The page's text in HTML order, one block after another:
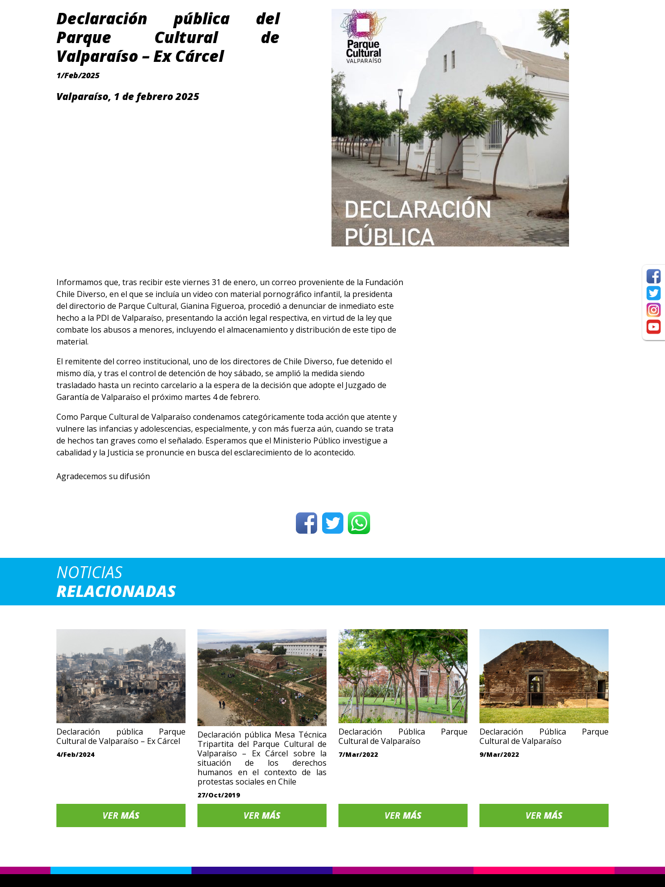
Declaración pública del
Parque Cultural de
Valparaíso – Ex Cárcel
1/Feb/2025
Valparaíso, 1 de febrero 2025
Informamos que, tras recibir este viernes 31 de enero, un correo proveniente de la Fundación
Chile Diverso, en el que se incluía un video con material pornográfico infantil, la presidenta
del directorio de Parque Cultural, Gianina Figueroa, procedió a denunciar de inmediato este
hecho a la PDI de Valparaíso, presentando la acción legal respectiva, en virtud de la ley que
combate los abusos a menores, incluyendo el almacenamiento y distribución de este tipo de
material.
El remitente del correo institucional, uno de los directores de Chile Diverso, fue detenido el
mismo día, y tras el control de detención de hoy sábado, se amplió la medida siendo
trasladado hasta un recinto carcelario a la espera de la decisión que adopte el Juzgado de
Garantía de Valparaíso el próximo martes 4 de febrero.
Como Parque Cultural de Valparaíso condenamos categóricamente toda acción que atente y
vulnere las infancias y adolescencias, especialmente, y con más fuerza aún, cuando se trata
de hechos tan graves como el señalado. Esperamos que el Ministerio Público investigue a
cabalidad y la Justicia se pronuncie en busca del esclarecimiento de lo acontecido.
Agradecemos su difusión
NOTICIAS
RELACIONADAS
Declaración pública Parque
Cultural de Valparaíso – Ex Cárcel
4/Feb/2024
VER MÁS
Declaración pública Mesa Técnica
Tripartita del Parque Cultural de
Valparaíso – Ex Cárcel sobre la
situación de los derechos
humanos en el contexto de las
protestas sociales en Chile
27/Oct/2019
VER MÁS
Declaración Pública Parque
Cultural de Valparaíso
7/Mar/2022
VER MÁS
Declaración Pública Parque
Cultural de Valparaíso
9/Mar/2022
VER MÁS